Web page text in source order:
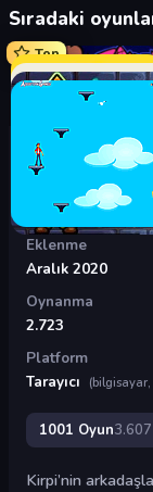
Sıradaki
Top
Oyunlar Beceri
Elma
Eklenme
Aralık 2020
Oynanma
2.723
Platform
Tarayıcı
1001 Oyun3.607
Kirpi’nin